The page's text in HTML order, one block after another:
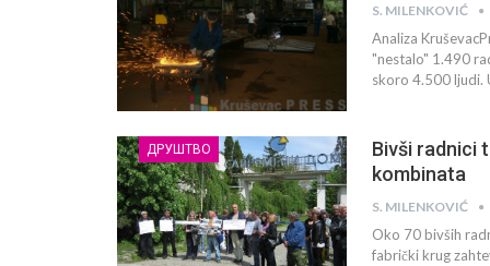
S. MILENKOVIĆ
Analiza
"nestalo" 1.490
skoro 4.500 ljudi.
ДРУШТВО
Bivši radnici
kombinata
S. MILENKOVIĆ
Oko 70 bivših
fabrički krug